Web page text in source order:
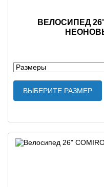
ВЕЛОСИПЕД 26"
ВЫБЕРИТЕ РАЗМЕР